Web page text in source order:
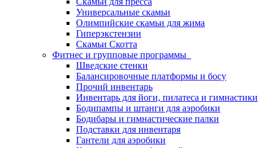
Универсальные скамьи
Олимпийские скамьи для жима
Гиперэкстензии
Скамьи Скотта
Фитнес и групповые программы
Шведские стенки
Балансировочные платформы и босу
Прочий инвентарь
Инвентарь для йоги, пилатеса и гимнастики
Бодипампы и штанги для аэробики
Бодибары и гимнастические палки
Подставки для инвентаря
Гантели для аэробики